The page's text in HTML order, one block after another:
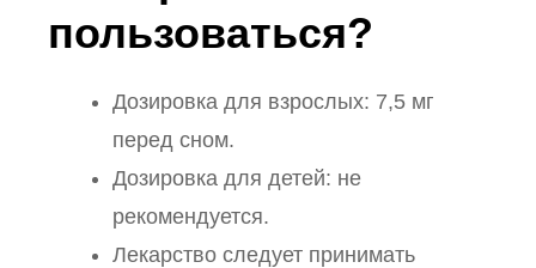
пользоваться?
Дозировка для взрослых: 7,5 мг
перед сном.
Дозировка для детей: не
рекомендуется.
Лекарство следует принимать